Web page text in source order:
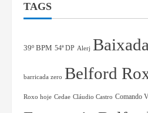
TAGS
39º BPM 54ª DP Alerj
barricada zero Belford
Roxo hoje Cedae Cláudio Castro Comando